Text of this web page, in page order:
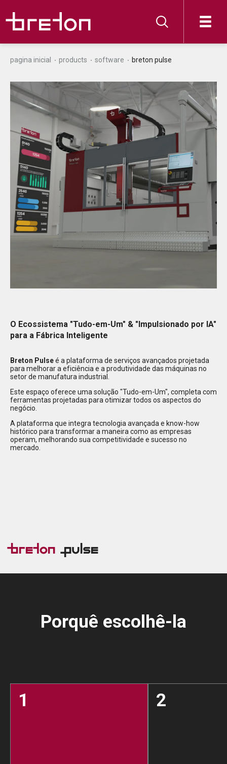
pagina inicial products software breton pulse
O Ecossistema "Tudo-em-Um" & "Impulsionado por IA"
para a Fábrica Inteligente
Breton Pulseé a plataforma de serviços avançados projetada
para melhorar a eficiência e a produtividade das máquinas no
setor de manufatura industrial.
Este espaço oferece uma solução "Tudo-em-Um", completa com
ferramentas projetadas para otimizar todos os aspectos do
negócio.
A plataforma que integra tecnologia avançada e know-how
histórico para transformar a maneira como as empresas
operam, melhorando sua competitividade e sucesso no
mercado.
Breton Pulse
Porquê escolhê-la
1 2